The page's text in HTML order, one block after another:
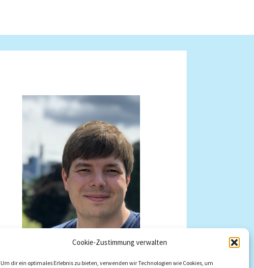
Cookie-Zustimmung verwalten
Um dir ein optimales Erlebnis zu bieten, verwenden wir Technologien wie Cookies, um